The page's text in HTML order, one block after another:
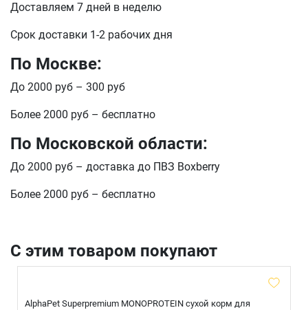
Доставляем 7 дней в неделю
Срок доставки 1-2 рабочих дня
По Москве:
До 2000 руб – 300 руб
Более 2000 руб – бесплатно
По Московской области:
До 2000 руб – доставка до ПВЗ Boxberry
Более 2000 руб – бесплатно
С этим товаром покупают
AlphaPet Superpremium MONOPROTEIN сухой корм для